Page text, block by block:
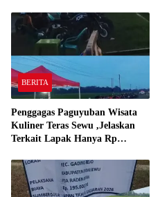
BERITA
Penggagas Paguyuban Wisata
Kuliner Teras Sewu ,Jelaskan
Terkait Lapak Hanya Rp